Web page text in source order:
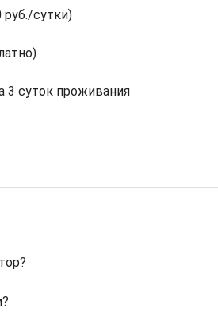
руб./сутки)
3 суток проживания